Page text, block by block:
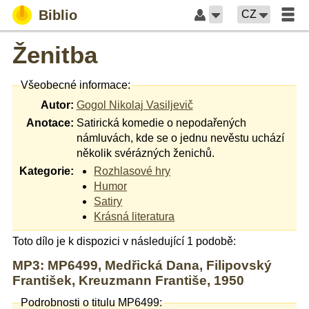
Biblio CZ
Ženitba
Všeobecné informace:
Autor: Gogol Nikolaj Vasiljevič
Anotace: Satirická komedie o nepodařených
námluvách, kde se o jednu nevěstu uchází
několik svérázných ženichů.
Kategorie:
Rozhlasové hry
Humor
Satiry
Krásná literatura
Toto dílo je k dispozici v následující 1 podobě:
MP3: MP6499, Medřická Dana, Filipovský
František, Kreuzmann Františe, 1950
Podrobnosti o titulu MP6499: